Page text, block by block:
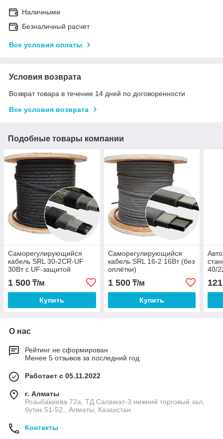
Наличными
Безналичный расчет
Все условия оплаты
Условия возврата
Возврат товара в течение 14 дней по договоренности
Все условия возврата
Подобные товары компании
Саморегулирующийся
кабель SRL 30-2CR-UF
30Вт с UF-защитой
1 500 ₸/м
Купить
Саморегулирующийся
кабель SRL 16-2 16Вт (без
оплётки)
1 500₸/м
Купить
40/
О нас
Рейтинг не сформирован
Менее 5 отзывов за последний год
Работает с 05.11.2022
г. Алматы
Розыбакиева 72а, ТД Саламат-3 нижний торговый зал,
бутик 51-52., Алматы, Казахстан
Контакты